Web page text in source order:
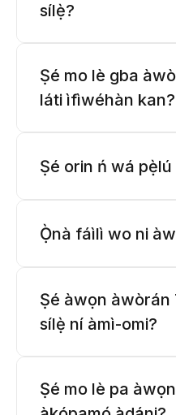
sílẹ̀?
Ṣé mo lè gba
láti ìfìwéhàn kan?
Ṣé orin ń wá
Ọ̀nà fáìlì wo ni
Ṣé àwọn àwòrán
sílẹ̀ ní àmì-omi?
Ṣé mo lè pa